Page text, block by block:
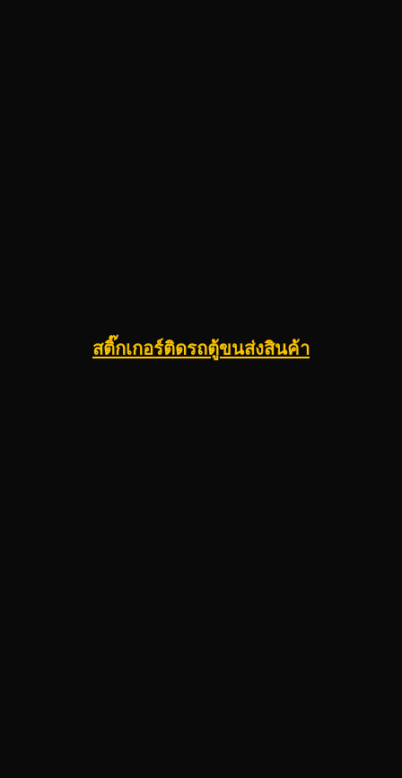
สติ๊กเกอร์ติดรถตู้ขนส่งสินค้า